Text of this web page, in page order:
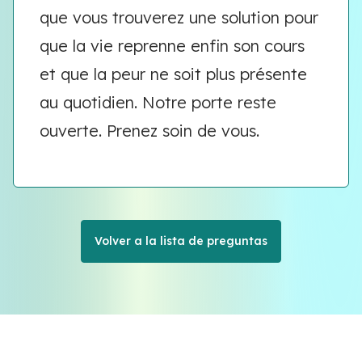
que vous trouverez une solution pour
que la vie reprenne enfin son cours
et que la peur ne soit plus présente
au quotidien. Notre porte reste
ouverte. Prenez soin de vous.
Volver a la lista de preguntas